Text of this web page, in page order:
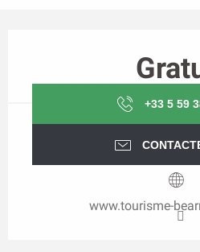
+33 5 59
www.tourisme-